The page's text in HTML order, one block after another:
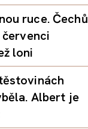
ruce. Čechů
loni
Albert je